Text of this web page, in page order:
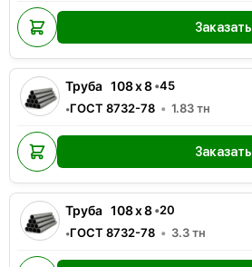
Заказать
Труба 108x8•45
•ГОСТ 8732-78 1.83тн
Заказать
Труба 108x8•20
•ГОСТ 8732-78 3.3тн